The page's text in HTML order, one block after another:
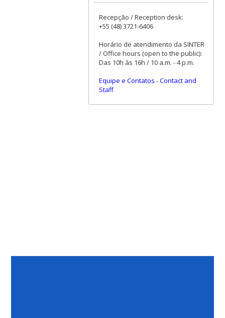
Recepção / Reception desk:
+55 (48) 3721-6406
Horário de atendimento da SINTER
/ Office hours (open to the public):
Das 10h às 16h / 10 a.m. - 4 p.m.
Equipe e Contatos -Contact and
Staff